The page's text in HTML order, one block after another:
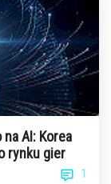
AI: Korea
rynku gier
1